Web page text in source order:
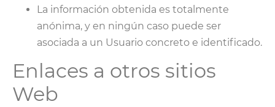
La información obtenida es totalmente
anónima, y en ningún caso puede ser
asociada a un Usuario concreto e identificado.
Enlaces a otros sitios
Web